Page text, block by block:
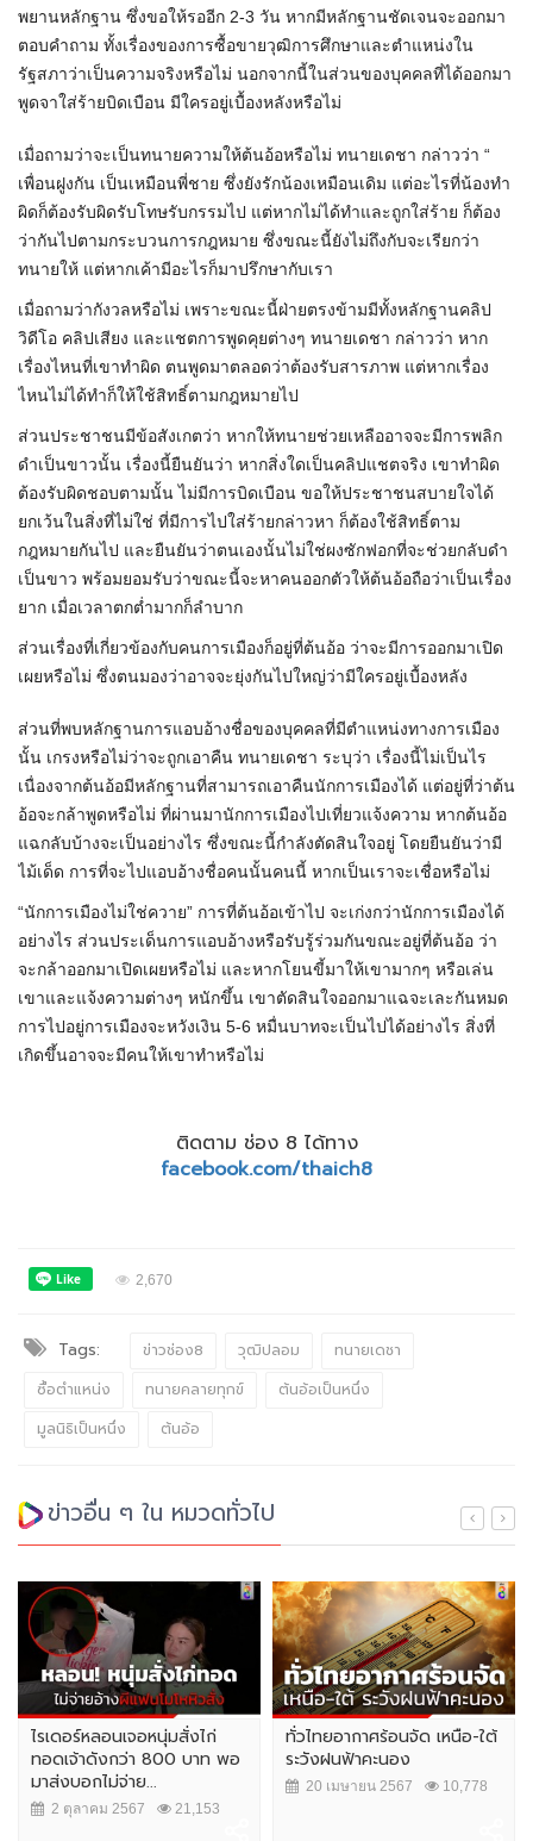
พยานหลักฐาน ซึ่งขอให้รออีก 2-3 วัน หากมีหลักฐานชัดเจนจะออกมา
ตอบคำถาม ทั้งเรื่องของการซื้อขายวุฒิการศึกษาและตำแหน่งใน
รัฐสภาว่าเป็นความจริงหรือไม่ นอกจากนี้ในส่วนของบุคคลที่ได้ออกมา
พูดจาใส่ร้ายบิดเบือน มีใครอยู่เบื้องหลังหรือไม่
เมื่อถามว่าจะเป็นทนายความให้ต้นอ้อหรือไม่ ทนายเดชา กล่าวว่า “
เพื่อนฝูงกัน เป็นเหมือนพี่ชาย ซึ่งยังรักน้องเหมือนเดิม แต่อะไรที่น้องทำ
ผิดก็ต้องรับผิดรับโทษรับกรรมไป แต่หากไม่ได้ทำและถูกใส่ร้าย ก็ต้อง
ว่ากันไปตามกระบวนการกฎหมาย ซึ่งขณะนี้ยังไม่ถึงกับจะเรียกว่า
ทนายให้ แต่หากเค้ามีอะไรก็มาปรึกษากับเรา
เมื่อถามว่ากังวลหรือไม่ เพราะขณะนี้ฝ่ายตรงข้ามมีทั้งหลักฐานคลิป
วิดีโอ คลิปเสียง และแชตการพูดคุยต่างๆ ทนายเดชา กล่าวว่า หาก
เรื่องไหนที่เขาทำผิด ตนพูดมาตลอดว่าต้องรับสารภาพ แต่หากเรื่อง
ไหนไม่ได้ทำก็ให้ใช้สิทธิ์ตามกฎหมายไป
ส่วนประชาชนมีข้อสังเกตว่า หากให้ทนายช่วยเหลืออาจจะมีการพลิก
ดำเป็นขาวนั้น เรื่องนี้ยืนยันว่า หากสิ่งใดเป็นคลิปแชตจริง เขาทำผิด
ต้องรับผิดชอบตามนั้น ไม่มีการบิดเบือน ขอให้ประชาชนสบายใจได้
ยกเว้นในสิ่งที่ไม่ใช่ ที่มีการไปใส่ร้ายกล่าวหา ก็ต้องใช้สิทธิ์ตาม
กฎหมายกันไป และยืนยันว่าตนเองนั้นไม่ใช่ผงซักฟอกที่จะช่วยกลับดำ
เป็นขาว พร้อมยอมรับว่าขณะนี้จะหาคนออกตัวให้ต้นอ้อถือว่าเป็นเรื่อง
ยาก เมื่อเวลาตกต่ำมากก็ลำบาก
ส่วนเรื่องที่เกี่ยวข้องกับคนการเมืองก็อยู่ที่ต้นอ้อ ว่าจะมีการออกมาเปิด
เผยหรือไม่ ซึ่งตนมองว่าอาจจะยุ่งกันไปใหญ่ว่ามีใครอยู่เบื้องหลัง
ส่วนที่พบหลักฐานการแอบอ้างชื่อของบุคคลที่มีตำแหน่งทางการเมือง
นั้น เกรงหรือไม่ว่าจะถูกเอาคืน ทนายเดชา ระบุว่า เรื่องนี้ไม่เป็นไร
เนื่องจากต้นอ้อมีหลักฐานที่สามารถเอาคืนนักการเมืองได้ แต่อยู่ที่ว่าต้น
อ้อจะกล้าพูดหรือไม่ ที่ผ่านมานักการเมืองไปเที่ยวแจ้งความ หากต้นอ้อ
แฉกลับบ้างจะเป็นอย่างไร ซึ่งขณะนี้กำลังตัดสินใจอยู่ โดยยืนยันว่ามี
ไม้เด็ด การที่จะไปแอบอ้างชื่อคนนั้นคนนี้ หากเป็นเราจะเชื่อหรือไม่
“นักการเมืองไม่ใช่ควาย” การที่ต้นอ้อเข้าไป จะเก่งกว่านักการเมืองได้
อย่างไร ส่วนประเด็นการแอบอ้างหรือรับรู้ร่วมกันขณะอยู่ที่ต้นอ้อ ว่า
จะกล้าออกมาเปิดเผยหรือไม่ และหากโยนขี้มาให้เขามากๆ หรือเล่น
เขาและแจ้งความต่างๆ หนักขึ้น เขาตัดสินใจออกมาแฉจะเละกันหมด
การไปอยู่การเมืองจะหวังเงิน 5-6 หมื่นบาทจะเป็นไปได้อย่างไร สิ่งที่
เกิดขึ้นอาจจะมีคนให้เขาทำหรือไม่
ติดตาม ช่อง 8 ได้ทาง
facebook.com/thaich8
2,670
Tags: ข่าวช่อง8 วุฒิปลอม
ทนายเดชา
ซื้อตำแหน่ง
ทนายคลายทุกข์
ต้นอ้อเป็นหนึ่ง
มูลนิธิเป็นหนึ่ง
ต้นอ้อ
ข่าวอื่น ๆ ใน หมวดทั่วไป
ไรเดอร์หลอนเจอหนุ่มสั่งไก่
ทอดเจ้าดังกว่า 800 บาท พอ
มาส่งบอกไม่จ่าย...
2 ตุลาคม 2567 21,153
ทั่วไทยอากาศร้อนจัด เหนือ-ใต้
ระวังฝนฟ้าคะนอง
20 เมษายน 2567 10,778